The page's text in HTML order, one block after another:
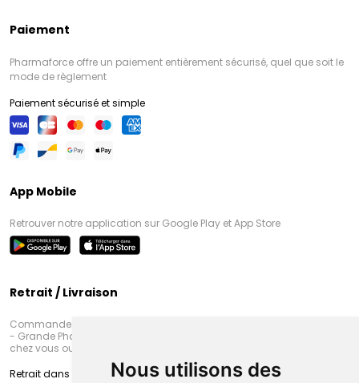
Nous utilisons des
Paiement
Pharmaforce offre un paiement entièrement sécurisé, quel que soit le
mode de règlement
Paiement sécurisé et simple
App Mobile
Retrouver notre application sur Google Play et App Store
Retrait / Livraison
Commandez en ligne et venez chercher votre commande à Amiens
- Grande Pharmacie d’Amiens (Fachon) ou recevez-là rapidement
chez vous ou en point retrait
Retrait dans la pharmacie d’Amiens